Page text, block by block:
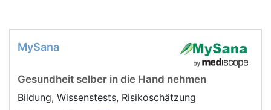
MySana
Gesundheit selber in die Hand nehmen
Bildung, Wissenstests, Risikoschätzung